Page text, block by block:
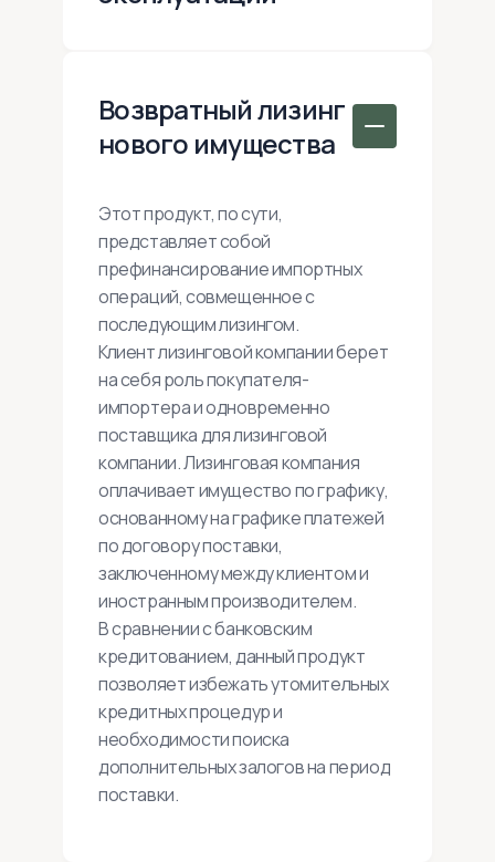
Возвратный лизинг
нового имущества
Этот продукт, по сути,
представляет собой
префинансирование импортных
операций, совмещенное с
последующим лизингом.
Клиент лизинговой компании берет
на себя роль покупателя-
импортера и одновременно
поставщика для лизинговой
компании. Лизинговая компания
оплачивает имущество по графику,
основанному на графике платежей
по договору поставки,
заключенному между клиентом и
иностранным производителем.
В сравнении с банковским
кредитованием, данный продукт
позволяет избежать утомительных
кредитных процедур и
необходимости поиска
дополнительных залогов на период
поставки.